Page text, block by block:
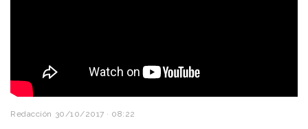
Redacción 30/10/2017 · 08:22